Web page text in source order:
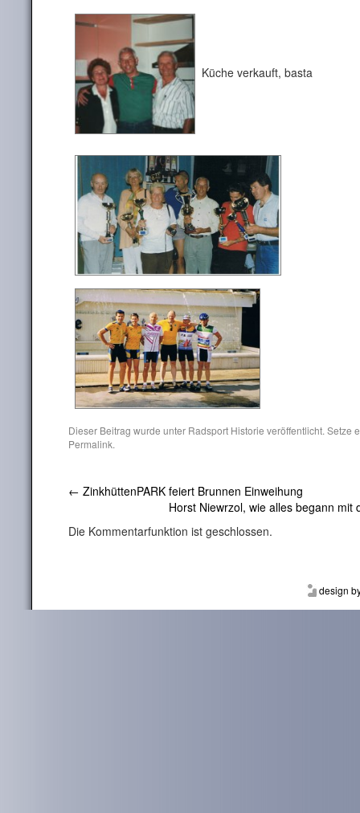
Küche verkauft, basta
Dieser Beitrag wurde unter Radsport Historie veröffentlicht. Setze
Permalink.
← ZinkhüttenPARK feiert Brunnen Einweihung
Horst Niewrzol, wie alles begann
Die Kommentarfunktion ist geschlossen.
design